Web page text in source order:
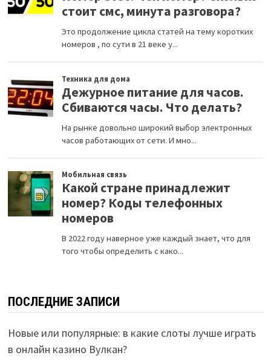
ПОСЛЕДНИЕ ЗАПИСИ
Новые или популярные: в какие слоты лучше играть
в онлайн казино Вулкан?